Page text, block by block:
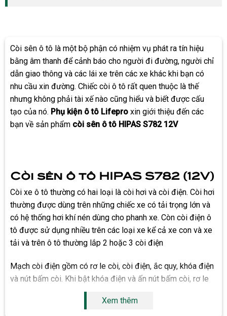
Còi sên ô tô là một bộ phận có nhiệm vụ phát ra tín hiệu
bằng âm thanh để cảnh báo cho người đi đường, người chỉ
dẫn giao thông và các lái xe trên các xe khác khi bạn có
nhu cầu xin đường. Chiếc còi ô tô rất quen thuộc là thế
nhưng không phải tài xế nào cũng hiểu và biết được cấu
tạo của nó. Phụ kiện ô tô Lifeproxin giới thiệu đến các
bạn về sản phẩm còi sên ô tô HIPAS S782 12V
Còi sên ô tô HIPAS S782 (12V)
Còi xe ô tô thường có hai loại là còi hơi và còi điện. Còi hơi
thường được dùng trên những chiếc xe có tải trọng lớn và
có hệ thống hơi khí nén dùng cho phanh xe. Còn còi điện ô
tô được sử dụng nhiều trên các loại xe kể cả xe con và xe
tải và trên ô tô thường lắp 2 hoặc 3 còi điện
Mạch còi điện gồm có rơ le còi, còi điện, ắc quy, khóa điện
và nút bấm còi. Khi bật khóa điện và ấn nút bấm còi, rơ le
còi sẽ đóng tiếp điểm A của rơ le đưa điện vào còi để còi
hoạt động phát ra âm thanh. Khi ngừng bấm nút còi, tiếp
Xem thêm